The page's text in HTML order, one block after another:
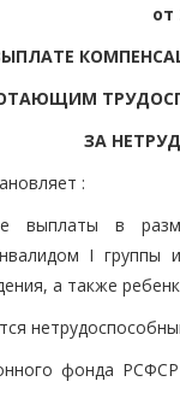
от
ЗА
:
выплаты в
I группы
а также
фонда